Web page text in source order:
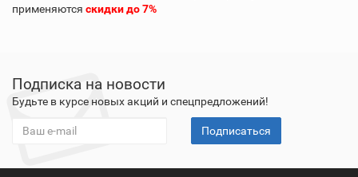
применяются скидки до 7%
Подписка на новости
Будьте в курсе новых акций и спецпредложений!
Подписаться